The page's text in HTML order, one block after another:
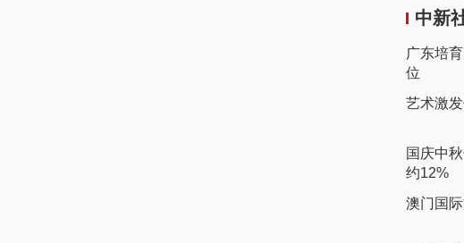
中新
广东培
位
艺术激
国庆中
约12%
澳门国